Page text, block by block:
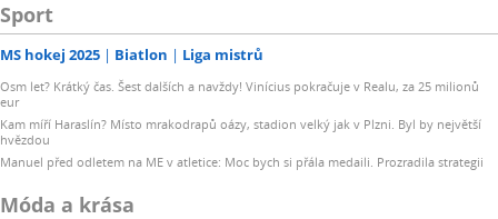
Sport
MS hokej 2025 Biatlon Liga mistrů
Osm let? Krátký čas. Šest dalších a navždy! Vinícius pokračuje v Realu, za 25 milionů
eur
Kam míří Haraslín? Místo mrakodrapů oázy, stadion velký jak v Plzni. Byl by největší
hvězdou
Manuel před odletem na ME v atletice: Moc bych si přála medaili. Prozradila strategii
Móda a krása